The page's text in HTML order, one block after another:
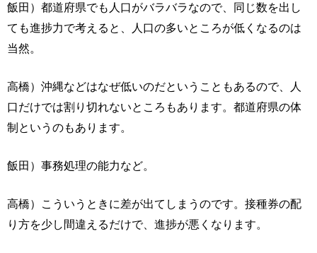
飯田）都道府県でも人口がバラバラなので、同じ数を出し
ても進捗力で考えると、人口の多いところが低くなるのは
当然。
高橋）沖縄などはなぜ低いのだということもあるので、人
口だけでは割り切れないところもあります。都道府県の体
制というのもあります。
飯田）事務処理の能力など。
高橋）こういうときに差が出てしまうのです。接種券の配
り方を少し間違えるだけで、進捗が悪くなります。